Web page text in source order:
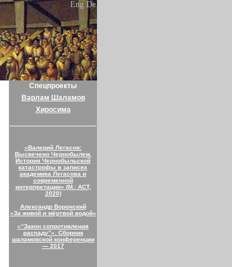
Eng De
Спецпроекты
Варлам Шаламов
Хиросима
«Валерий Легасов:
Высвечено Чернобылем.
История Чернобыльской
катастрофы в записях
академика Легасова и
современной
интерпретации» (М.: АСТ,
2020)
Александр Воронский
«За живой и мёртвой водой»
«“Закон сопротивления
распаду”». Сборник
шаламовской конференции
— 2017